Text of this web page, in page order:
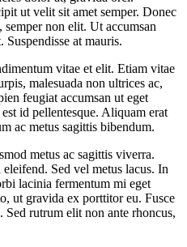
ut velit sit amet semper. Donec
non elit. Ut accumsan
at mauris.
vitae et elit. Etiam vitae
malesuada non ultrices ac,
feugiat accumsan ut eget
id pellentesque. Aliquam erat
ac metus sagittis bibendum.
metus ac sagittis viverra.
Sed vel metus lacus. In
lacinia fermentum mi eget
ut gravida ex porttitor eu. Fusce
rutrum elit non ante rhoncus,